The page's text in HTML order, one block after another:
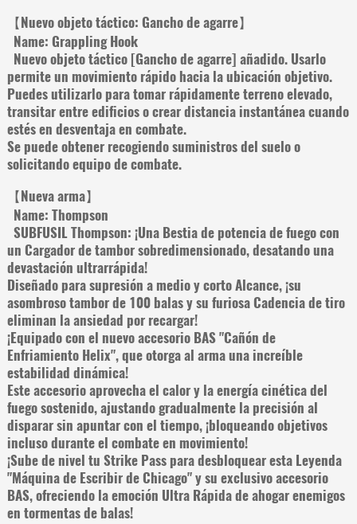
【Nuevo objeto táctico: Gancho de agarre】
Name: Grappling Hook
Nuevo objeto táctico [Gancho de agarre] añadido. Usarlo
permite un movimiento rápido hacia la ubicación objetivo.
Puedes utilizarlo para tomar rápidamente terreno elevado,
transitar entre edificios o crear distancia instantánea cuando
estés en desventaja en combate.
Se puede obtener recogiendo suministros del suelo o
solicitando equipo de combate.
【Nueva arma】
Name: Thompson
SUBFUSIL Thompson: ¡Una Bestia de potencia de fuego con
un Cargador de tambor sobredimensionado, desatando una
devastación ultrarrápida!
Diseñado para supresión a medio y corto Alcance, ¡su
asombroso tambor de 100 balas y su furiosa Cadencia de tiro
eliminan la ansiedad por recargar!
¡Equipado con el nuevo accesorio BAS "Cañón de
Enfriamiento Helix", que otorga al arma una increíble
estabilidad dinámica!
Este accesorio aprovecha el calor y la energía cinética del
fuego sostenido, ajustando gradualmente la precisión al
disparar sin apuntar con el tiempo, ¡bloqueando objetivos
incluso durante el combate en movimiento!
¡Sube de nivel tu Strike Pass para desbloquear esta Leyenda
"Máquina de Escribir de Chicago" y su exclusivo accesorio
BAS, ofreciendo la emoción Ultra Rápida de ahogar enemigos
en tormentas de balas!